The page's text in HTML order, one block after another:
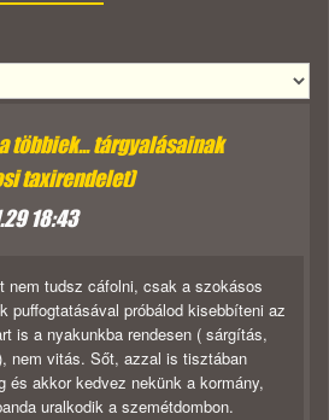
többiek... tárgyalásainak
taxirendelet)
18:43
nem tudsz cáfolni, csak a szokásos
puffogtatásával próbálod kisebbíteni az
is a nyakunkba rendesen ( sárgítás,
nem vitás. Sőt, azzal is tisztában
és akkor kedvez nekünk a kormány,
uralkodik a szemétdombon.